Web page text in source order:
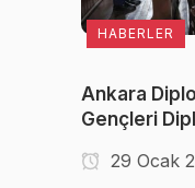
HABERLER
Ankara
Gençleri
29 Ocak